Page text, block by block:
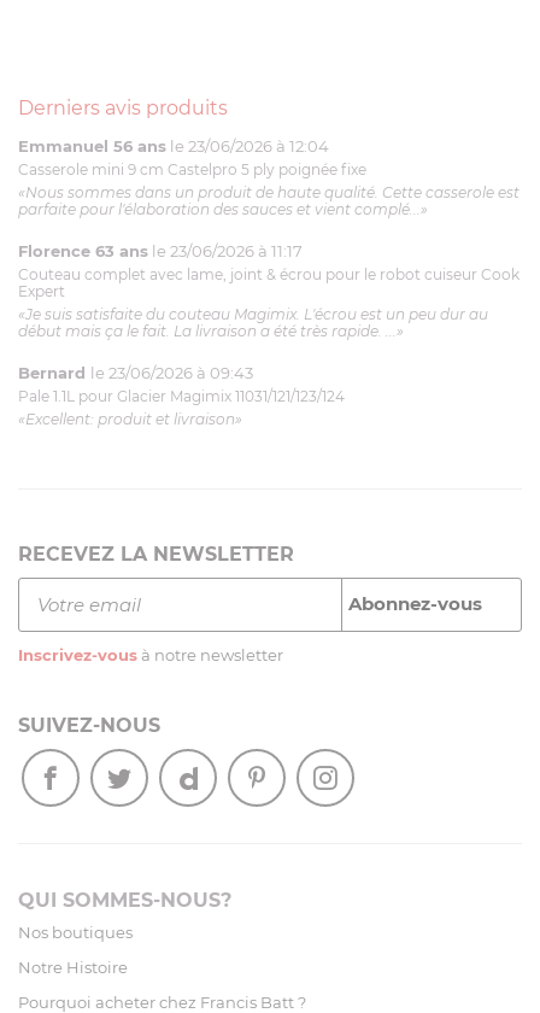
Derniers avis produits
Emmanuel 56 ans le 23/06/2026 à 12:04
Casserole mini 9 cm Castelpro 5 ply poignée fixe
«Nous sommes dans un produit de haute qualité. Cette casserole est
parfaite pour l'élaboration des sauces et vient complé...»
Florence 63 ans le 23/06/2026 à 11:17
Couteau complet avec lame, joint & écrou pour le robot cuiseur Cook
Expert
«Je suis satisfaite du couteau Magimix. L'écrou est un peu dur au
début mais ça le fait. La livraison a été très rapide. ...»
Bernard le 23/06/2026 à 09:43
Pale 1.1L pour Glacier Magimix 11031/121/123/124
«Excellent: produit et livraison»
RECEVEZ LA NEWSLETTER
Inscrivez-vous à notre newsletter
SUIVEZ-NOUS
QUI SOMMES-NOUS?
Nos boutiques
Notre Histoire
Pourquoi acheter chez Francis Batt ?